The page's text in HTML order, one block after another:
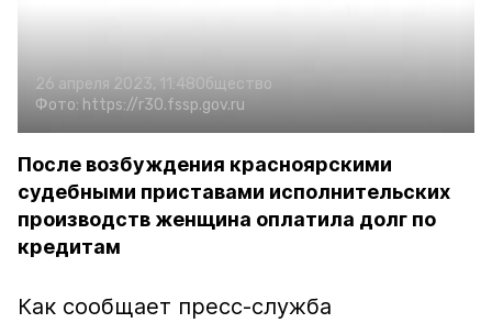
26 апреля 2023, 11:48Общество
Фото: https://r30.fssp.gov.ru
После возбуждения красноярскими
судебными приставами исполнительских
производств женщина оплатила долг по
кредитам
Как сообщает пресс-служба